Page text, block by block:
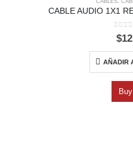
CABLES,
CABLE AUDIO 1X1
0out
$
AÑADIR